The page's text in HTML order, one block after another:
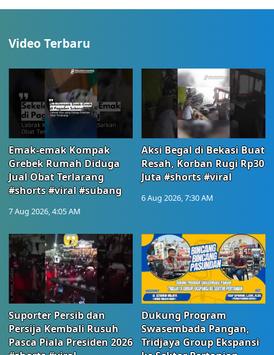
Video Terbaru
Emak-emak Kompak
Grebek Rumah Diduga
Jual Obat Terlarang
#shorts #viral #subang
7 Aug 2026, 4:05 AM
Aksi Begal di Bekasi Buat
Resah, Korban Rugi Rp30
Juta #shorts #viral
6 Aug 2026, 7:30 AM
Suporter Persib dan
Persija Kembali Rusuh
Pasca Piala Presiden 2026
Dukung Program
Swasembada Pangan,
Tridjaya Group Ekspansi